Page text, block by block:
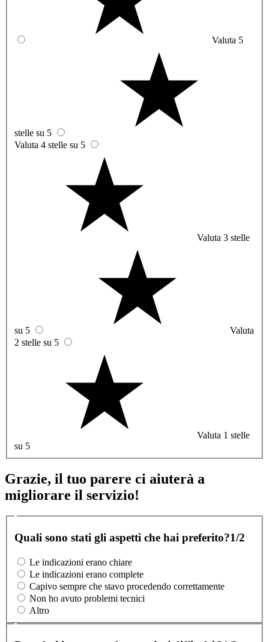
Valuta 5
stelle su 5
Valuta 4 stelle su 5
Valuta 3 stelle
su 5
Valuta
2 stelle su 5
Valuta 1 stelle
su 5
Grazie, il tuo parere ci aiuterà a
migliorare il servizio!
Quali sono stati gli aspetti che hai preferito?1/2
Le indicazioni erano chiare
Le indicazioni erano complete
Capivo sempre che stavo procedendo correttamente
Non ho avuto problemi tecnici
Altro